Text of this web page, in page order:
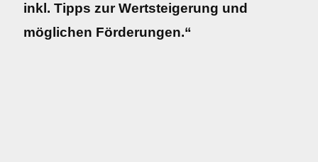
inkl. Tipps zur Wertsteigerung und
möglichen Förderungen.“